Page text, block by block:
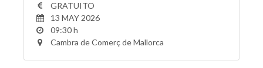
GRATUITO
13 MAY 2026
09:30 h
Cambra de Comerç de Mallorca